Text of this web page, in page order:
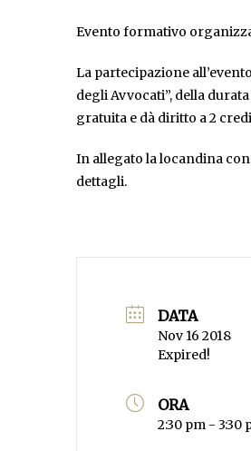
Evento formativo
La partecipazione
degli Avvocati”, della durata
gratuita e dà diritto a 2
In allegato la locandina
dettagli.
DATA
Nov 16 2018
Expired!
ORA
2:30 pm - 3:30